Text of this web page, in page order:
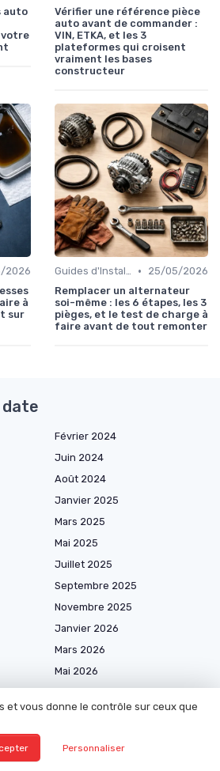
auto
votre
Vérifier une référence pièce
auto avant de commander :
VIN, ETKA, et les 3
plateformes qui croisent
vraiment les bases
constructeur
2026
à
sur
Guides d'Installation et de Réparation •
25/05/2026
Remplacer un alternateur
soi-même : les 6 étapes, les 3
pièges, et le test de charge à
faire avant de tout remonter
Février 2024
Juin 2024
Août 2024
Janvier 2025
Mars 2025
Mai 2025
Juillet 2025
Septembre 2025
Novembre 2025
Janvier 2026
Mars 2026
Mai 2026
et vous donne le contrôle sur ceux que
Personnaliser